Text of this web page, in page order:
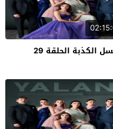
الكذبة الحلقة 29